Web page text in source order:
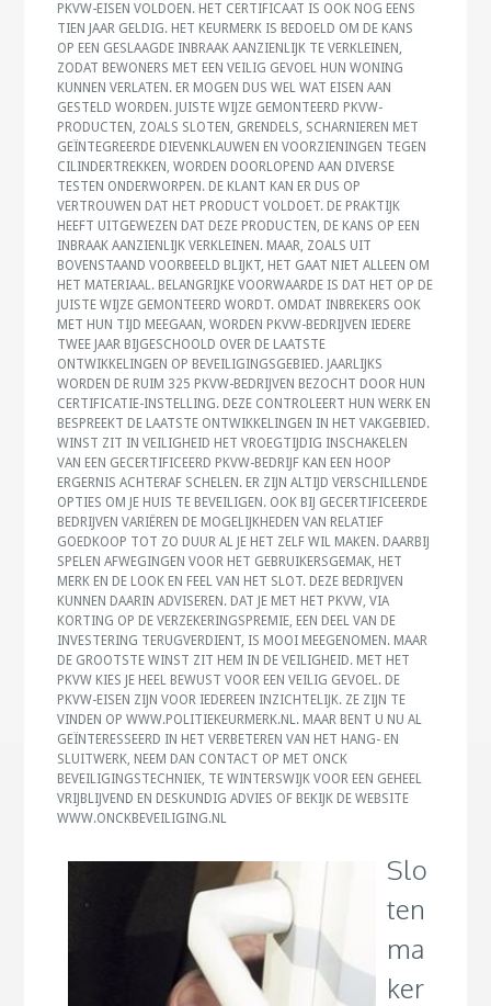
PKVW-EISEN VOLDOEN. HET CERTIFICAAT IS OOK NOG EENS
TIEN JAAR GELDIG. HET KEURMERK IS BEDOELD OM DE KANS
OP EEN GESLAAGDE INBRAAK AANZIENLIJK TE VERKLEINEN,
ZODAT BEWONERS MET EEN VEILIG GEVOEL HUN WONING
KUNNEN VERLATEN. ER MOGEN DUS WEL WAT EISEN AAN
GESTELD WORDEN. JUISTE WIJZE GEMONTEERD PKVW-
PRODUCTEN, ZOALS SLOTEN, GRENDELS, SCHARNIEREN MET
GEÏNTEGREERDE DIEVENKLAUWEN EN VOORZIENINGEN TEGEN
CILINDERTREKKEN, WORDEN DOORLOPEND AAN DIVERSE
TESTEN ONDERWORPEN. DE KLANT KAN ER DUS OP
VERTROUWEN DAT HET PRODUCT VOLDOET. DE PRAKTIJK
HEEFT UITGEWEZEN DAT DEZE PRODUCTEN, DE KANS OP EEN
INBRAAK AANZIENLIJK VERKLEINEN. MAAR, ZOALS UIT
BOVENSTAAND VOORBEELD BLIJKT, HET GAAT NIET ALLEEN OM
HET MATERIAAL. BELANGRIJKE VOORWAARDE IS DAT HET OP DE
JUISTE WIJZE GEMONTEERD WORDT. OMDAT INBREKERS OOK
MET HUN TIJD MEEGAAN, WORDEN PKVW-BEDRIJVEN IEDERE
TWEE JAAR BIJGESCHOOLD OVER DE LAATSTE
ONTWIKKELINGEN OP BEVEILIGINGSGEBIED. JAARLIJKS
WORDEN DE RUIM 325 PKVW-BEDRIJVEN BEZOCHT DOOR HUN
CERTIFICATIE-INSTELLING. DEZE CONTROLEERT HUN WERK EN
BESPREEKT DE LAATSTE ONTWIKKELINGEN IN HET VAKGEBIED.
WINST ZIT IN VEILIGHEID HET VROEGTIJDIG INSCHAKELEN
VAN EEN GECERTIFICEERD PKVW-BEDRIJF KAN EEN HOOP
ERGERNIS ACHTERAF SCHELEN. ER ZIJN ALTIJD VERSCHILLENDE
OPTIES OM JE HUIS TE BEVEILIGEN. OOK BIJ GECERTIFICEERDE
BEDRIJVEN VARIËREN DE MOGELIJKHEDEN VAN RELATIEF
GOEDKOOP TOT ZO DUUR AL JE HET ZELF WIL MAKEN. DAARBIJ
SPELEN AFWEGINGEN VOOR HET GEBRUIKERSGEMAK, HET
MERK EN DE LOOK EN FEEL VAN HET SLOT. DEZE BEDRIJVEN
KUNNEN DAARIN ADVISEREN. DAT JE MET HET PKVW, VIA
KORTING OP DE VERZEKERINGSPREMIE, EEN DEEL VAN DE
INVESTERING TERUGVERDIENT, IS MOOI MEEGENOMEN. MAAR
DE GROOTSTE WINST ZIT HEM IN DE VEILIGHEID. MET HET
PKVW KIES JE HEEL BEWUST VOOR EEN VEILIG GEVOEL. DE
PKVW-EISEN ZIJN VOOR IEDEREEN INZICHTELIJK. ZE ZIJN TE
VINDEN OP WWW.POLITIEKEURMERK.NL. MAAR BENT U NU AL
GEÏNTERESSEERD IN HET VERBETEREN VAN HET HANG- EN
SLUITWERK, NEEM DAN CONTACT OP MET ONCK
BEVEILIGINGSTECHNIEK, TE WINTERSWIJK VOOR EEN GEHEEL
VRIJBLIJVEND EN DESKUNDIG ADVIES OF BEKIJK DE WEBSITE
WWW.ONCKBEVEILIGING.NL
Slo
ten
ma
ker